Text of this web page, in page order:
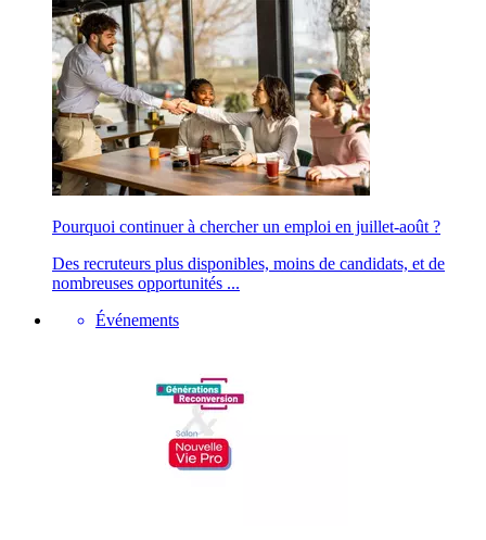
Pourquoi continuer à chercher un emploi en juillet-août ?
Des recruteurs plus disponibles, moins de candidats, et de
nombreuses opportunités ...
Événements